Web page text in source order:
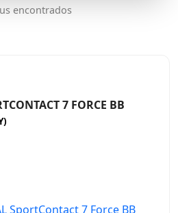
encontrados
7 FORCE BB